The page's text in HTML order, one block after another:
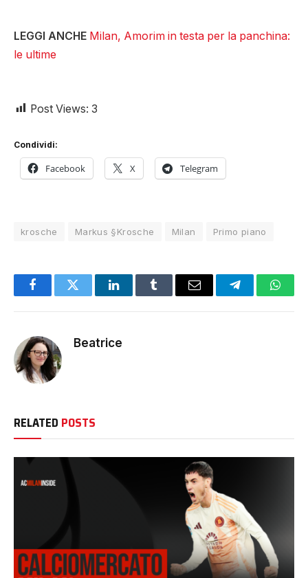
LEGGI ANCHE Milan, Amorim in testa per la panchina:
le ultime
Post Views: 3
Condividi:
Facebook X Telegram
krosche Markus §Krosche Milan Primo piano
FacebookTwitter LinkedInTumblr Email Telegram
Beatrice
RELATED POSTS